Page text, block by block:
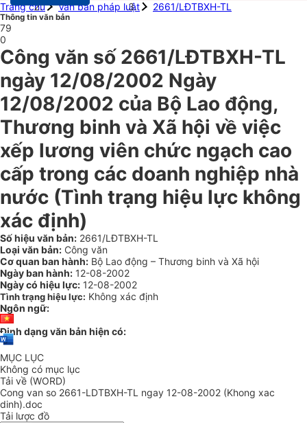
Trang chủ
Văn bản pháp luật 2661/LĐTBXH-TL
Thông tin văn bản
79
0
Công văn số 2661/LĐTBXH-TL
ngày 12/08/2002 Ngày
12/08/2002 của Bộ Lao động,
Thương binh và Xã hội về việc
xếp lương viên chức ngạch cao
cấp trong các doanh nghiệp nhà
nước (Tình trạng hiệu lực không
xác định)
Số hiệu văn bản: 2661/LĐTBXH-TL
Loại văn bản: Công văn
Cơ quan ban hành: Bộ Lao động – Thương binh và Xã hội
Ngày ban hành: 12-08-2002
Ngày có hiệu lực: 12-08-2002
Tình trạng hiệu lực: Không xác định
Ngôn ngữ:
Định dạng văn bản hiện có:
MỤC LỤC
Không có mục lục
Tải về (WORD)
Cong van so 2661-LDTBXH-TL ngay 12-08-2002 (Khong xac
dinh).doc
Tải lược đồ